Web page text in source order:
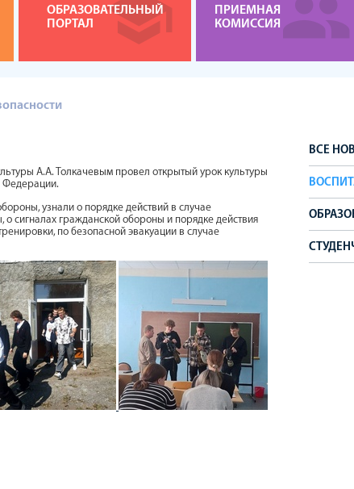
ОБРАЗОВАТЕЛЬНЫЙ
ПОРТАЛ
ПРИЕМНАЯ
КОМИССИЯ
ВСЕ
А.А. Толкачевым провел открытый урок культуры
Федерации.
узнали о порядке действий в случае
сигналах гражданской обороны и порядке действия
по безопасной эвакуации в случае